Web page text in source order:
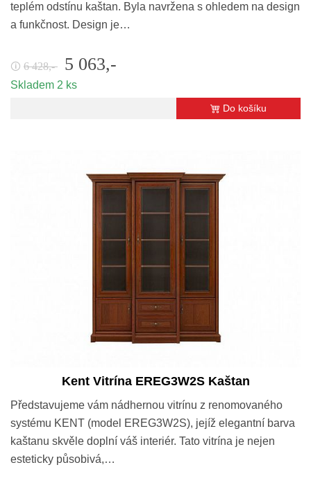
teplém odstínu kaštan. Byla navržena s ohledem na design
a funkčnost. Design je…
🛈 6 428,- 5 063,-
Skladem 2 ks
Do košíku
Kent Vitrína EREG3W2S Kaštan
Představujeme vám nádhernou vitrínu z renomovaného
systému KENT (model EREG3W2S), jejíž elegantní barva
kaštanu skvěle doplní váš interiér. Tato vitrína je nejen
esteticky působivá,…